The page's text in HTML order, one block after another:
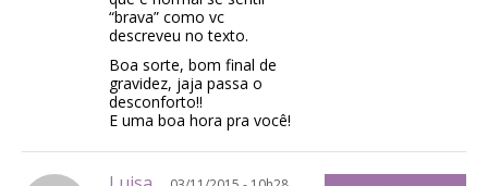
“brava” como vc
descreveu no texto.
Boa sorte, bom final de
gravidez, jaja passa o
desconforto!!
E uma boa hora pra você!